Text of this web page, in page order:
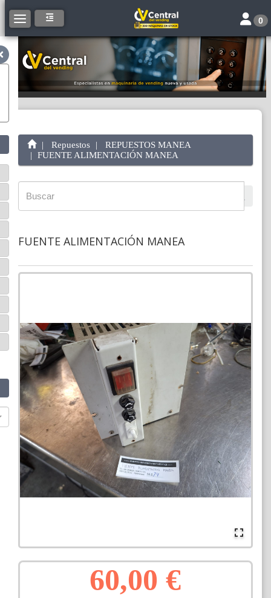
Toggle navigation Toggle
0
Repuestos
REPUESTOS MANEA
FUENTE ALIMENTACIÓN MANEA
FUENTE ALIMENTACIÓN MANEA
60,00 €